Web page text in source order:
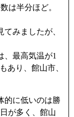
は半分ほど。
みましたが、
、最高気温が1
あり、館山市、
的に低いのは勝
が多く、館山